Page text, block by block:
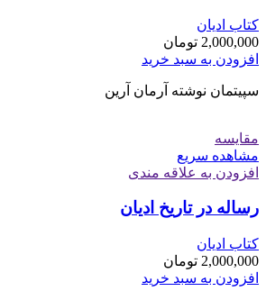
کتاب ادیان
2,000,000 تومان
افزودن به سبد خرید
سپیتمان نوشته آرمان آرین
مقایسه
مشاهده سریع
افزودن به علاقه مندی
رساله در تاریخ ادیان
کتاب ادیان
2,000,000 تومان
افزودن به سبد خرید